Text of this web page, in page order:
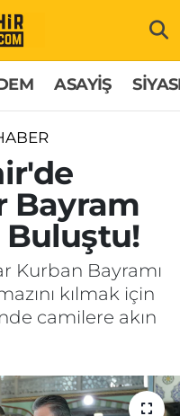
ASAYİŞ
Bayram
Buluştu!
Kurban Bayramı
kılmak için
camilere akın
Haritası
ve Fikstür